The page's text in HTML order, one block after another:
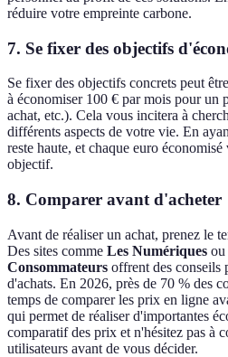
réduire votre empreinte carbone.
7. Se fixer des objectifs
Se fixer des objectifs concrets peut
à économiser 100 € par mois pour un
achat, etc.). Cela vous incitera à
différents aspects de votre vie. En
reste haute, et chaque euro
objectif.
8. Comparer avant d'acheter
Avant de réaliser un achat, prenez le
Des sites comme Les Numériques ou
Consommateurs offrent des conseils
d'achats. En 2026, près de 70 % des
temps de comparer les prix en ligne
qui permet de réaliser d'importantes
comparatif des prix et n'hésitez pas à
utilisateurs avant de vous décider.